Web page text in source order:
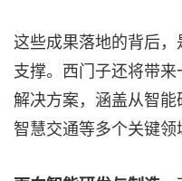
这些成果落地的背后
支撑。西门子还将带
解决方案，涵盖从智
智慧交通等多个关键领